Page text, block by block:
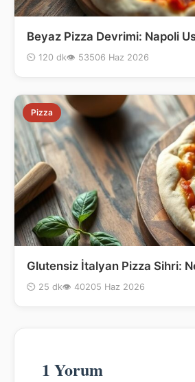
Beyaz Pizza Devrimi: Napoli
⏲ 120 dk👁 53506 Haz 2026
Pizza
Glutensiz İtalyan Pizza Sihri:
⏲ 25 dk👁 40205 Haz 2026
1 Yorum